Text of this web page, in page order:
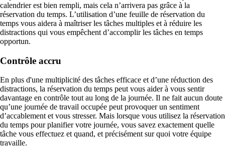
calendrier est bien rempli, mais cela n’arrivera pas grâce à la
réservation du temps. L’utilisation d’une feuille de réservation du
temps vous aidera à maîtriser les tâches multiples et à réduire les
distractions qui vous empêchent d’accomplir les tâches en temps
opportun.
Contrôle accru
En plus d'une multiplicité des tâches efficace et d’une réduction des
distractions, la réservation du temps peut vous aider à vous sentir
davantage en contrôle tout au long de la journée. Il ne fait aucun doute
qu’une journée de travail occupée peut provoquer un sentiment
d’accablement et vous stresser. Mais lorsque vous utilisez la réservation
du temps pour planifier votre journée, vous savez exactement quelle
tâche vous effectuez et quand, et précisément sur quoi votre équipe
travaille.